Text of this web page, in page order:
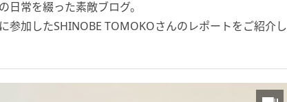
常を綴った素敵ブログ。
参加したSHINOBE TOMOKOさんのレポートをご紹介し